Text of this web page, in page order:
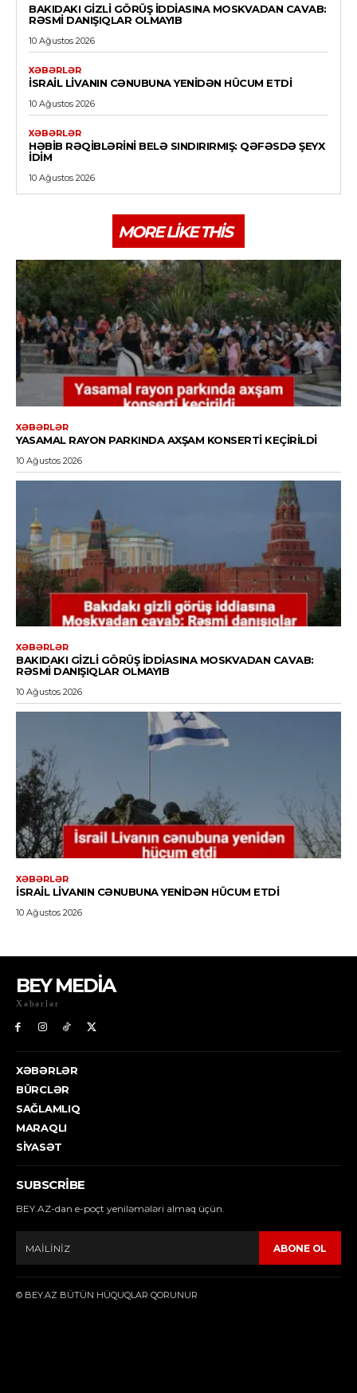
BEY MEDİA
Xəbərlər
XƏBƏRLƏR
BÜRCLƏR
SAĞLAMLIQ
MARAQLI
SIYASƏT
SUBSCRIBE
BEY.AZ-dan e-poçt yeniləmələri almaq üçün.
ABONE OL
© BEY.AZ BÜTÜN HÜQUQLAR QORUNUR